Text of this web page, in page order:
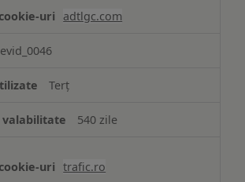
adtlgc.com
evid_0046
Terț
540 zile
trafic.ro